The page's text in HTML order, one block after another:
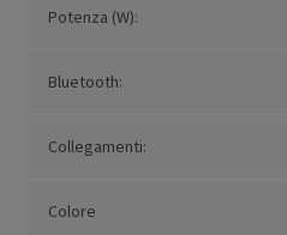
Potenza (W):
Bluetooth:
Collegamenti:
Colore